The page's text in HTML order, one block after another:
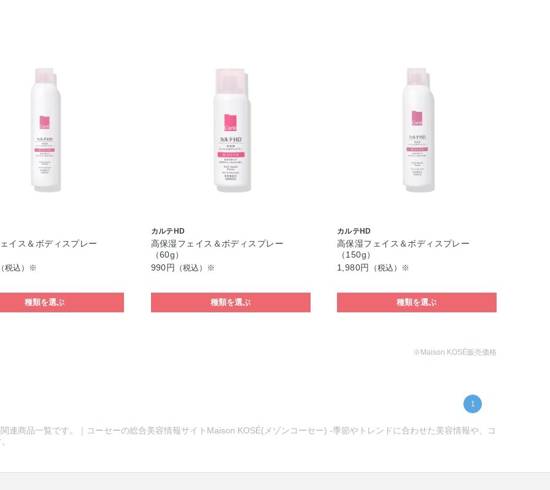
イス＆ボディスプレー
税込）※
種類を選ぶ
カルテHD
高保湿フェイス＆ボディスプレー
（60g）
990円
（税込）※
種類を選ぶ
カルテHD
高保湿フェイス＆ボディスプレー
（150g）
1,980円
（税込）※
種類を選ぶ
※Maison KOSÉ販売価格
1
連商品一覧です。｜コーセーの総合美容情報サイトMaison KOSÉ(メゾンコーセー) -季節やトレンドに合わせた美容情報や、コ